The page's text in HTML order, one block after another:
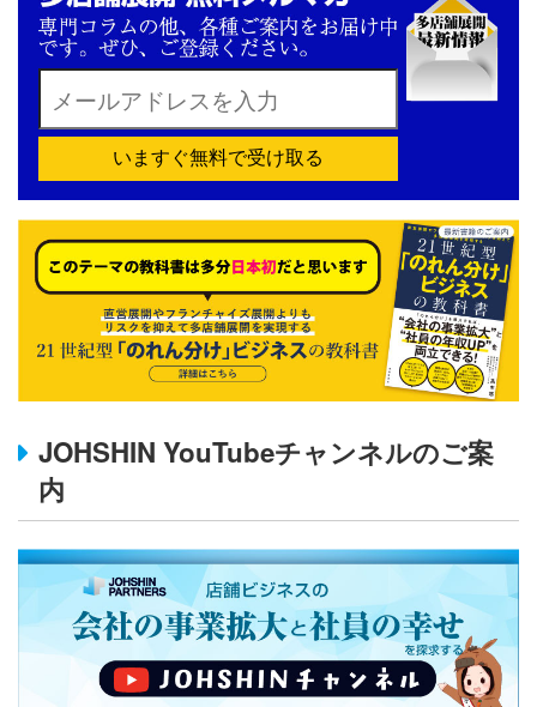
いますぐ無料で受け取る
JOHSHIN YouTubeチャンネルのご案
内